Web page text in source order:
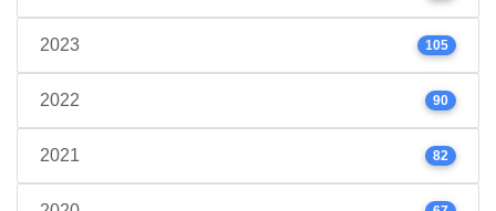
2023 105
2022 90
2021 82